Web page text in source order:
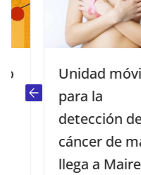
Unidad móvil
para la
detección del
cáncer de mama
llega a Mairena